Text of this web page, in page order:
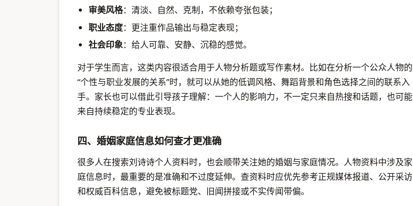
审美风格：清淡、自然、克制，不依赖夸张包装；
职业态度：更注重作品输出与稳定表现；
社会印象：给人可靠、安静、沉稳的感觉。
对于学生而言，这类内容很适合用于人物分析题或写作素材。比如在分析一个公众人物的
“个性与职业发展的关系”时，就可以从她的低调风格、舞蹈背景和角色选择之间的联系入
手。家长也可以借此引导孩子理解：一个人的影响力，不一定只来自热搜和话题，也可能
来自持续稳定的专业表现。
四、婚姻家庭信息如何查才更准确
很多人在搜索刘诗诗个人资料时，也会顺带关注她的婚姻与家庭情况。人物资料中涉及家
庭信息时，最重要的是准确和不过度延伸。查资料时应优先参考正规媒体报道、公开采访
和权威百科信息，避免被标题党、旧闻拼接或不实传闻带偏。